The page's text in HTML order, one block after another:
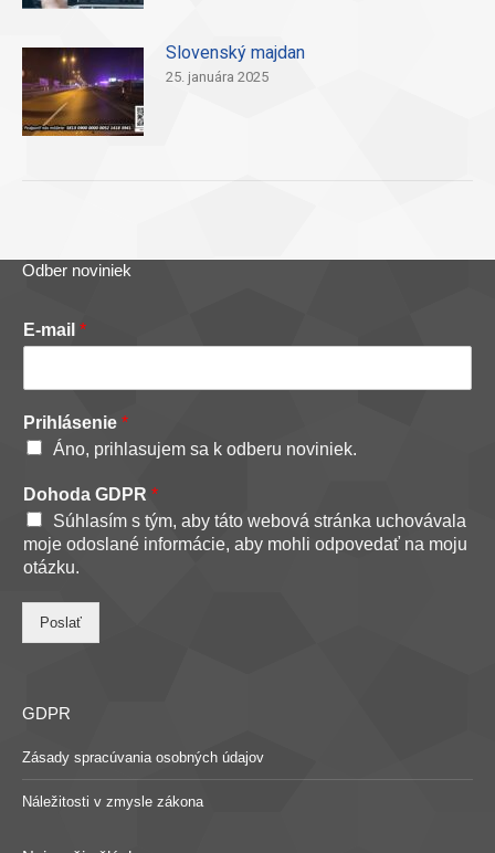
Slovenský majdan
25. januára 2025
Odber noviniek
E-mail *
Prihlásenie *
Áno, prihlasujem sa k odberu noviniek.
Dohoda GDPR *
Súhlasím s tým, aby táto webová stránka uchovávala
moje odoslané informácie, aby mohli odpovedať na moju
otázku.
Poslať
GDPR
Zásady spracúvania osobných údajov
Náležitosti v zmysle zákona